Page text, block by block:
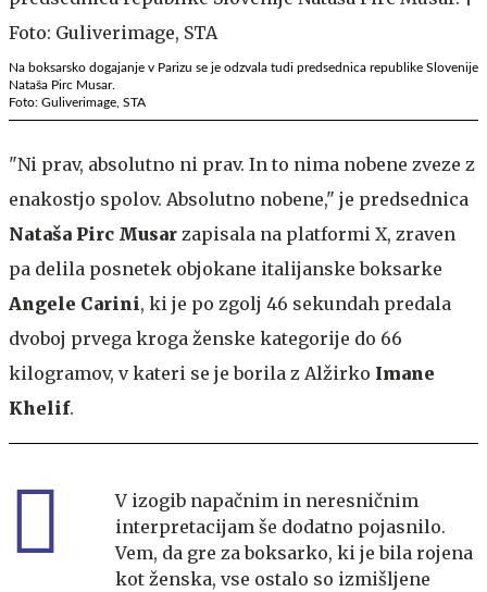
Na boksarsko dogajanje v Parizu se je odzvala tudi predsednica republike Slovenije
Nataša Pirc Musar.
Foto: Guliverimage, STA
"Ni prav, absolutno ni prav. In to nima nobene zveze z
enakostjo spolov. Absolutno nobene," je predsednica
Nataša Pirc Musar zapisala na platformi X, zraven
pa delila posnetek objokane italijanske boksarke
Angele Carini, ki je po zgolj 46 sekundah predala
dvoboj prvega kroga ženske kategorije do 66
kilogramov, v kateri se je borila z Alžirko Imane
Khelif.
V izogib napačnim in neresničnim
interpretacijam še dodatno pojasnilo.
Vem, da gre za boksarko, ki je bila rojena
kot ženska, vse ostalo so izmišljene